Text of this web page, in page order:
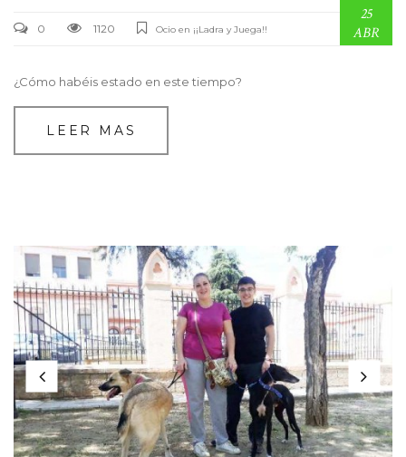
0 1120 Ocio en ¡¡Ladra y Juega!!
25
ABR
¿Cómo habéis estado en este tiempo?
LEER MAS